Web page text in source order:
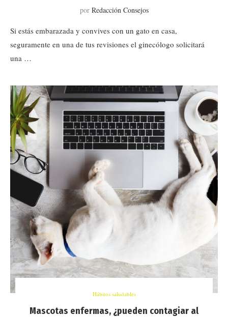
por Redacción Consejos
Si estás embarazada y convives con un gato en casa,
seguramente en una de tus revisiones el ginecólogo solicitará
una …
Hábitos saludables
Mascotas enfermas, ¿pueden contagiar al